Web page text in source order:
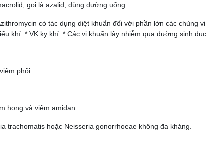
gọi là azalid, dùng đường uống.
có tác dụng diệt khuẩn đối với phần lớn các chủng vi
khí: * VK kỵ khí: * Các vi khuẩn lây nhiễm qua đường sinh dục……
phổi.
họng và viêm amidan.
trachomatis hoặc Neisseria gonorrhoeae không đa kháng.